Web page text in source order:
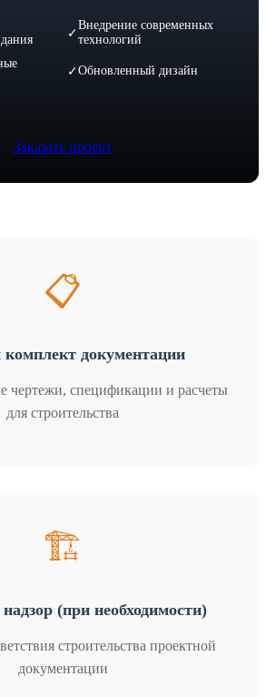
✓
Внедрение современных
технологий
✓Обновленный дизайн
Заказать проект
📋
документации
чертежи, спецификации и расчеты
для строительства
🏗️
(при необходимости)
строительства проектной
документации